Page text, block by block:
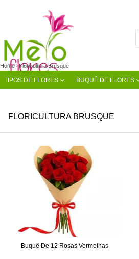
TIPOS DE FLORES BUQUÊ DE FLORES
Home Floricultura Brusque
FLORICULTURA BRUSQUE
Buquê De 12 Rosas Vermelhas